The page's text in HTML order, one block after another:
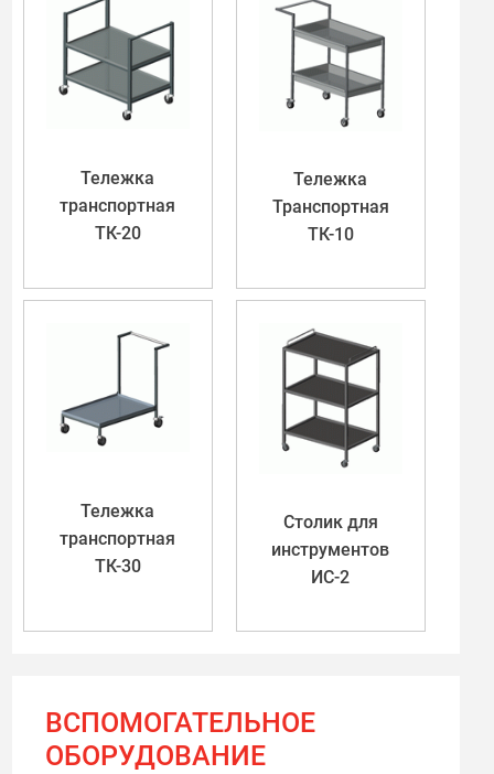
Тележка
транспортная
ТК-20
Тележка
Транспортная
ТК-10
Тележка
транспортная
ТК-30
Столик для
инструментов
ИС-2
ВСПОМОГАТЕЛЬНОЕ
ОБОРУДОВАНИЕ